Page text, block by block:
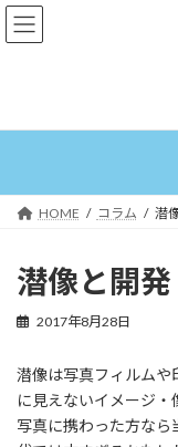
コ
ン
ナ
ビ
HOME コラム 潜
潜像と開発
2017年8月28日
潜像は写真フィルムや
に見えないイメージ・
写真に携わった方な